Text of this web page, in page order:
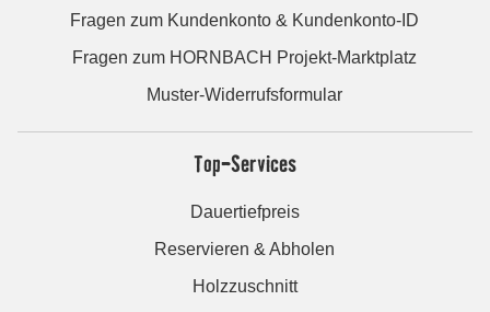
Fragen zum Kundenkonto & Kundenkonto-ID
Fragen zum HORNBACH Projekt-Marktplatz
Muster-Widerrufsformular
Top-Services
Dauertiefpreis
Reservieren & Abholen
Holzzuschnitt